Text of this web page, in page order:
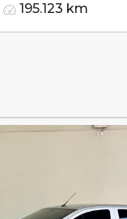
195.123 km